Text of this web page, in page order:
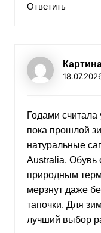
Ответить
Годами считала
пока прошлой
натуральные
Australia. Обувь
природным
мерзнут даже
тапочки. Для
лучший выбор